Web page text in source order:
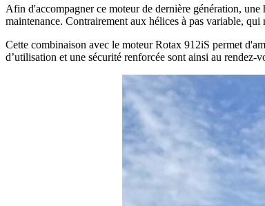
Afin d'accompagner ce moteur de dernière génération,
maintenance. Contrairement aux hélices à pas variable,
Cette combinaison avec le moteur Rotax 912iS permet
d’utilisation et une sécurité renforcée sont ainsi au rendez-